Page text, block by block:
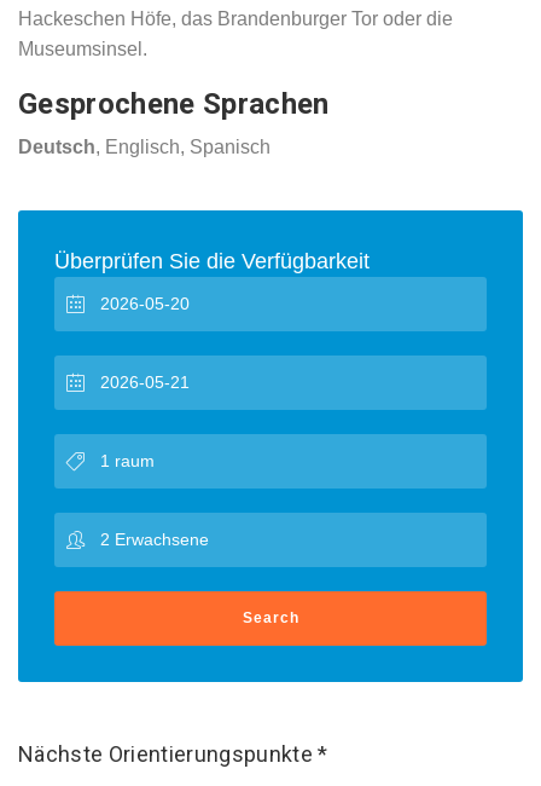
Hackeschen Höfe, das Brandenburger Tor oder die
Museumsinsel.
Gesprochene Sprachen
Deutsch, Englisch, Spanisch
Überprüfen Sie die Verfügbarkeit
Search
Nächste Orientierungspunkte *